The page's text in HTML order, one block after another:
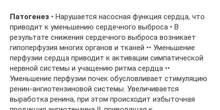
Патогенез • Нарушается насосная функция сердца, что
приводит к уменьшению сердечного выброса • В
результате снижения сердечного выброса возникает
гипоперфузия многих органов и тканей •• Уменьшение
перфузии сердца приводит к активации симпатической
нервной системы и учащению ритма сердца ••
Уменьшение перфузии почек обусловливает стимуляцию
ренин-ангиотензиновой системы. Увеличивается
выработка ренина, при этом происходит избыточная